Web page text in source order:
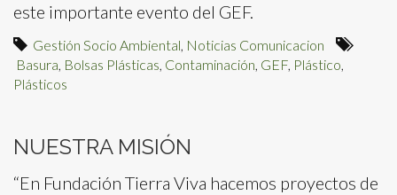
este importante evento del GEF.
Gestión Socio Ambiental, Noticias Comunicacion
Basura, Bolsas Plásticas, Contaminación, GEF, Plástico,
Plásticos
NUESTRA MISIÓN
“En Fundación Tierra Viva hacemos proyectos de